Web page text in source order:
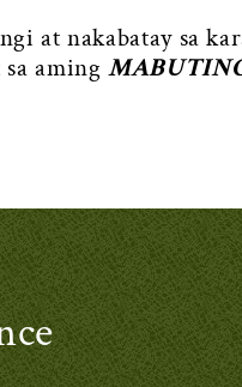
at nakabatay sa
sa aming